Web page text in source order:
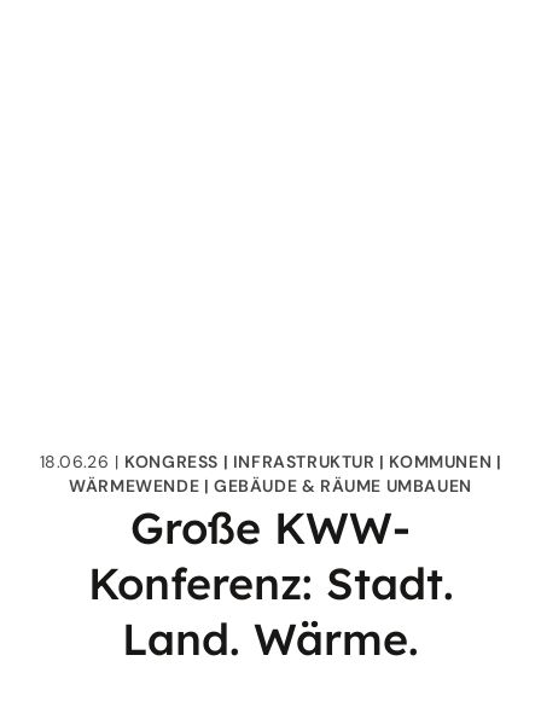
18.06.26 KONGRESS INFRASTRUKTUR
KOMMUNEN
WÄRMEWENDE
GEBÄUDE & RÄUME UMBAUEN
Große KWW-
Konferenz: Stadt.
Land. Wärme.